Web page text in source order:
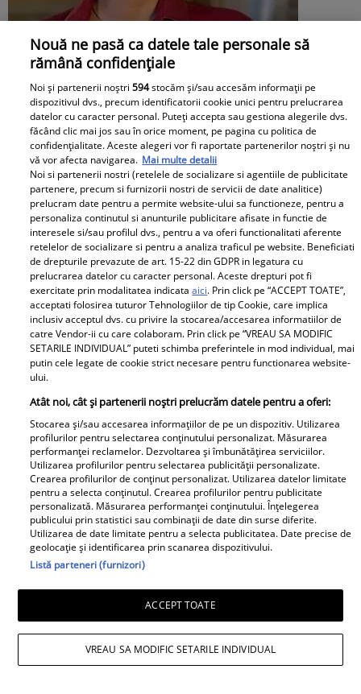
Daniela Nane, dezvăluiri după
despărțirea de Octavian Ene. Cum se
simte actrița: „Nu simt nicio lipsă”
Andreea Popescu și fosta soacră, schimb
de replici. Ce i-a spus mama lui Rareș
Cojoc influenceriței: „Am găsit soluția”
Nouă ne pasă ca datele tale personale să
rămână confidențiale
Noi și partenerii noștri594stocăm și/sau accesăm informații pe
dispozitivul dvs., precum identificatorii cookie unici pentru prelucrarea
datelor cu caracter personal. Puteți accepta sau gestiona alegerile dvs.
făcând clic mai jos sau în orice moment, pe pagina cu politica de
confidențialitate. Aceste alegeri vor fi raportate partenerilor noștri și nu
vă vor afecta navigarea. Mai multe detalii
Noi si partenerii nostri (retelele de socializare si agentiile de publicitate
partenere, precum si furnizorii nostri de servicii de date analitice)
prelucram date pentru a permite website-ului sa functioneze, pentru a
personaliza continutul si anunturile publicitare afisate in functie de
interesele si/sau profilul dvs., pentru a va oferi functionalitati aferente
retelelor de socializare si pentru a analiza traficul pe website. Beneficiati
de drepturile prevazute de art. 15-22 din GDPR in legatura cu
prelucrarea datelor cu caracter personal. Aceste drepturi pot fi
exercitate prin modalitatea indicataaici. Prin click pe “ACCEPT TOATE”,
acceptati folosirea tuturor Tehnologiilor de tip Cookie, care implica
inclusiv acceptul dvs. cu privire la stocarea/accesarea informatiilor de
catre Vendor-ii cu care colaboram. Prin click pe “VREAU SA MODIFIC
SETARILE INDIVIDUAL” puteti schimba preferintele in mod individual, mai
putin cele legate de cookie strict necesare pentru functionarea website-
ului.
Atât noi, cât și partenerii noștri prelucrăm datele pentru a oferi:
Stocarea și/sau accesarea informațiilor de pe un dispozitiv. Utilizarea
profilurilor pentru selectarea conținutului personalizat. Măsurarea
performanței reclamelor. Dezvoltarea și îmbunătățirea serviciilor.
Utilizarea profilurilor pentru selectarea publicității personalizate.
Crearea profilurilor de conținut personalizat. Utilizarea datelor limitate
pentru a selecta conținutul. Crearea profilurilor pentru publicitate
personalizată. Măsurarea performanței conținutului. Înțelegerea
publicului prin statistici sau combinații de date din surse diferite.
Utilizarea de date limitate pentru a selecta publicitatea. Date precise de
geolocație și identificarea prin scanarea dispozitivului.
Listă parteneri (furnizori)
ACCEPT TOATE
VREAU SA MODIFIC SETARILE INDIVIDUAL